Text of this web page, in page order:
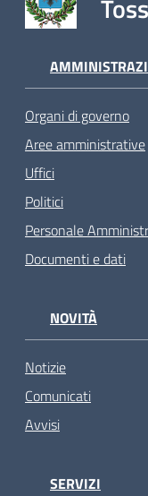
Organi di governo
Aree amministrative
Uffici
Politici
Personale
Documenti e dati
NOVITÀ
Notizie
Comunicati
Avvisi
SERVIZI